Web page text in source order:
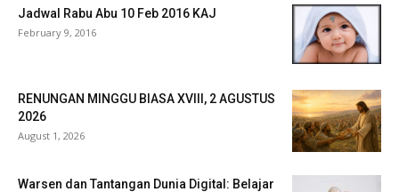
Jadwal Rabu Abu 10 Feb 2016 KAJ
February 9, 2016
RENUNGAN MINGGU BIASA XVIII, 2 AGUSTUS
2026
August 1, 2026
Warsen dan Tantangan Dunia Digital: Belajar